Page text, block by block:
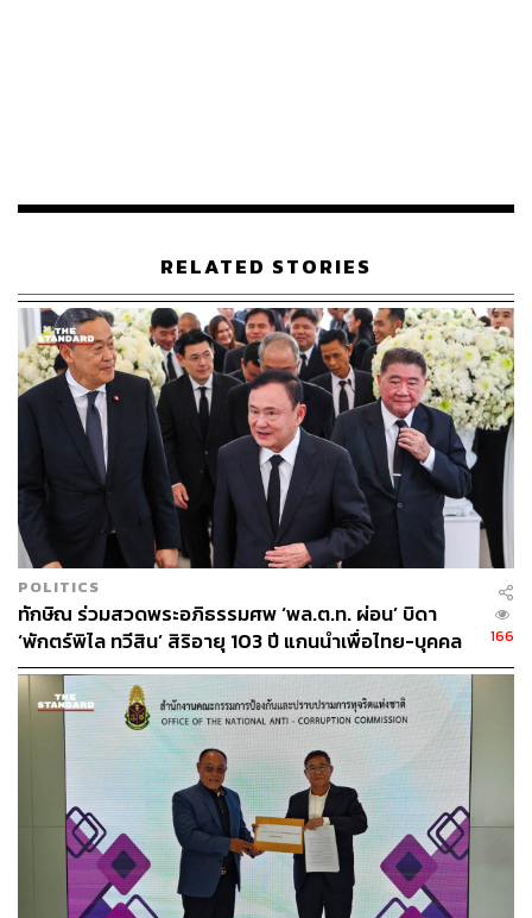
RELATED STORIES
POLITICS
ทักษิณ ร่วมสวดพระอภิธรรมศพ ‘พล.ต.ท. ผ่อน’ บิดา
‘พักตร์พิไล ทวีสิน’ สิริอายุ 103 ปี แกนนำเพื่อไทย-บุคคล
หลากวงการร่วมอาลัย
166